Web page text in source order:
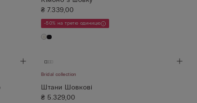
₴ 7.339,00
-50% на третю одиницю
Bridal collection
Штани Шовкові
₴ 5.329,00